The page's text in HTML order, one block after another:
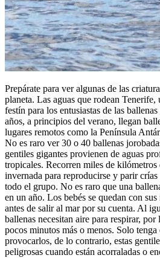
Prepárate para ver algunas de las
planeta. Las aguas que rodean Tenerife,
festín para los entusiastas de las
años, a principios del verano, llegan
lugares remotos como la Península
No es raro ver 30 o 40 ballenas
gentiles gigantes provienen de aguas
tropicales. Recorren miles de kilómetros
invernada para reproducirse y parir
todo el grupo. No es raro que una
en un año. Los bebés se quedan con
antes de salir al mar por su cuenta. Al
ballenas necesitan aire para respirar,
pocos minutos más o menos. Solo
provocarlos, de lo contrario, estas
peligrosas cuando están acorraladas o